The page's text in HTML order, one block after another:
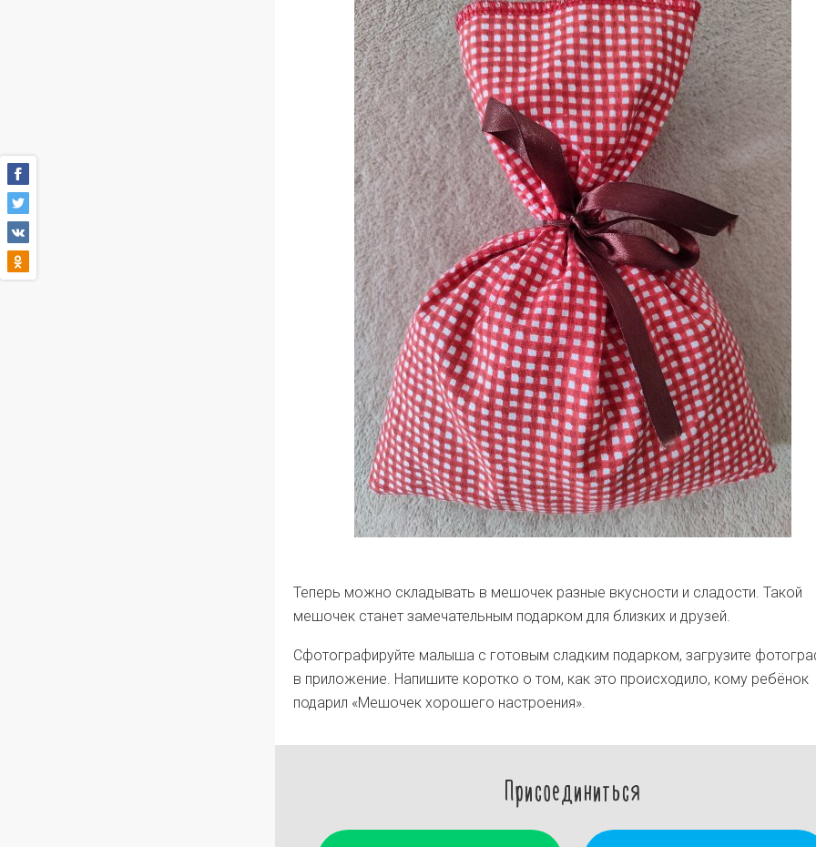
Теперь можно складывать в мешочек разные вкусности и сладости. Такой
мешочек станет замечательным подарком для близких и друзей.
Сфотографируйте малыша с готовым сладким подарком, загрузите
в приложение. Напишите коротко о том, как это происходило, кому ребёнок
подарил «Мешочек хорошего настроения».
Присоединиться